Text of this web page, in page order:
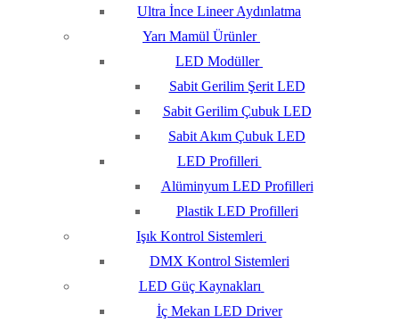
Ultra İnce Lineer Aydınlatma
Yarı Mamül Ürünler
LED Modüller
Sabit Gerilim Şerit LED
Sabit Gerilim Çubuk LED
Sabit Akım Çubuk LED
LED Profilleri
Alüminyum LED Profilleri
Plastik LED Profilleri
Işık Kontrol Sistemleri
DMX Kontrol Sistemleri
LED Güç Kaynakları
İç Mekan LED Driver